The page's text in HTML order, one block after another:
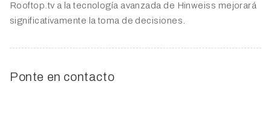
Rooftop.tv a la tecnología avanzada de Hinweiss mejorará
significativamente la toma de decisiones.
Ponte en contacto